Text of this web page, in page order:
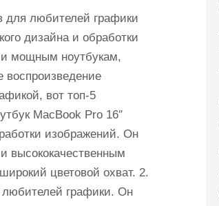
для любителей графики
дизайна и обработки
мощным ноутбукам,
воспроизведение
вот топ-5
MacBook Pro 16″
изображений. Он
высококачественным
цветовой охват. 2.
графики. Он